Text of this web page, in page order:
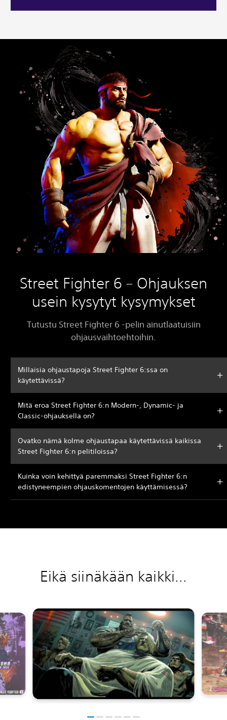
Street Fighter 6 – Ohjauksen
usein kysytyt kysymykset
Tutustu Street Fighter 6 -pelin ainutlaatuisiin
ohjausvaihtoehtoihin.
Millaisia ohjaustapoja Street Fighter 6:ssa on
käytettävissä?
Mitä eroa Street Fighter 6:n Modern-, Dynamic- ja
Classic-ohjauksella on?
Ovatko nämä kolme ohjaustapaa käytettävissä kaikissa
Street Fighter 6:n pelitiloissa?
Kuinka voin kehittyä paremmaksi Street Fighter 6:n
edistyneempien ohjauskomentojen käyttämisessä?
Eikä siinäkään kaikki...